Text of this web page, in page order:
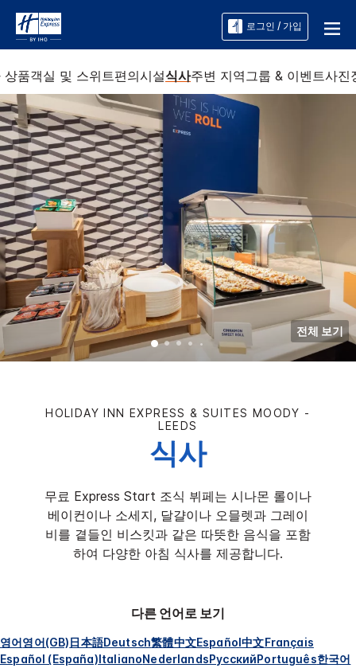
로그인 / 가입
상품객실 및 스위트편의시설식사주변 지역그룹 & 이벤트사진
전체 보기
HOLIDAY INN EXPRESS & SUITES MOODY -
LEEDS
식사
무료 Express Start 조식 뷔페는 시나몬 롤이나
베이컨이나 소세지, 달걀이나 오믈렛과 그레이
비를 곁들인 비스킷과 같은 따뜻한 음식을 포함
하여 다양한 아침 식사를 제공합니다.
다른 언어로 보기
영어영어(GB)日本語Deutsch繁體中文Español中文Français
Español (España)ItalianoNederlandsРусскийPortuguês한국어